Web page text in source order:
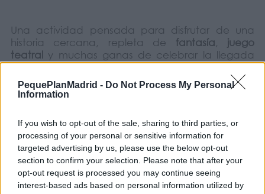
PequePlanMadrid - Do Not Process My Personal
Information
If you wish to opt-out of the sale, sharing to third parties, or
processing of your personal or sensitive information for
targeted advertising by us, please use the below opt-out
section to confirm your selection. Please note that after your
opt-out request is processed you may continue seeing
interest-based ads based on personal information utilized by
Una actividad pensada para disfrutar de una
historia cercana, repleta de fantasía, juego
teatral
y muchas ganas de celebrar la llegada
del verano.
Si en casa ya estáis contando los días para las
vacaciones, esta propuesta puede ser una
buena forma de empezar a viajar con la
imaginación antes de que llegue el momento de